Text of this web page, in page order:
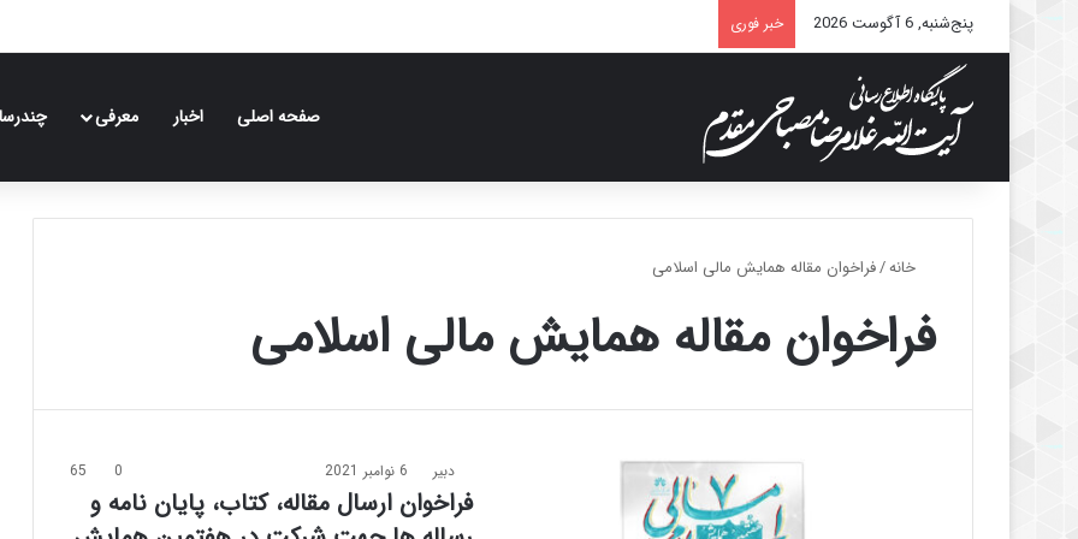
پنج‌شنبه, 6 آگوست 2026 خبر فوری
صفحه اصلی اخبار معرفی
خانه/فراخوان مقاله همایش مالی اسلامی
فراخوان مقاله همایش مالی اسلامی
دبیر 6 نوامبر 2021 0
65
فراخوان ارسال مقاله، کتاب، پایان نامه و